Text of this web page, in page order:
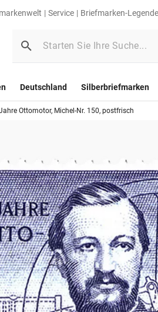
Service Briefmarken-
Deutschland Silberbriefmarken
Ottomotor, Michel-Nr. 150, postfrisch